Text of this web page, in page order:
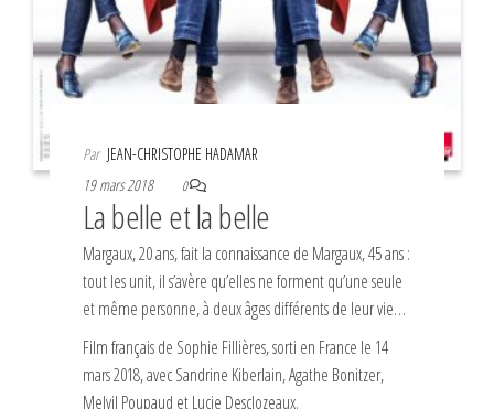
Par JEAN-CHRISTOPHE HADAMAR
19 mars 2018
0
La belle et la belle
Margaux, 20 ans, fait la connaissance de Margaux, 45 ans :
tout les unit, il s’avère qu’elles ne forment qu’une seule
et même personne, à deux âges différents de leur vie…
Film français de Sophie Fillières, sorti en France le 14
mars 2018, avec Sandrine Kiberlain, Agathe Bonitzer,
Melvil Poupaud et Lucie Desclozeaux.